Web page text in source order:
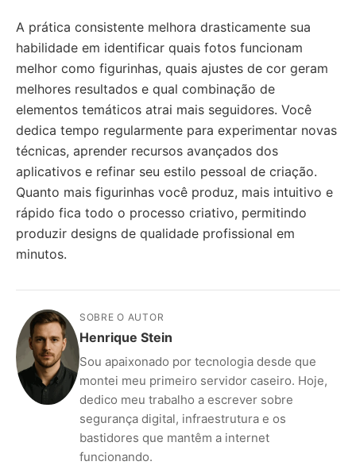
A prática consistente melhora drasticamente sua
habilidade em identificar quais fotos funcionam
melhor como figurinhas, quais ajustes de cor geram
melhores resultados e qual combinação de
elementos temáticos atrai mais seguidores. Você
dedica tempo regularmente para experimentar novas
técnicas, aprender recursos avançados dos
aplicativos e refinar seu estilo pessoal de criação.
Quanto mais figurinhas você produz, mais intuitivo e
rápido fica todo o processo criativo, permitindo
produzir designs de qualidade profissional em
minutos.
SOBRE O AUTOR
Henrique Stein
Sou apaixonado por tecnologia desde que
montei meu primeiro servidor caseiro. Hoje,
dedico meu trabalho a escrever sobre
segurança digital, infraestrutura e os
bastidores que mantêm a internet
funcionando.